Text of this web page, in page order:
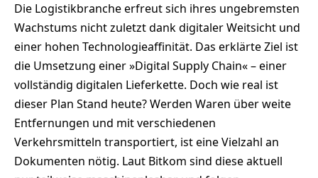
Die Logistikbranche erfreut sich ihres ungebremsten
Wachstums nicht zuletzt dank digitaler Weitsicht und
einer hohen Technologieaffinität. Das erklärte Ziel ist
die Umsetzung einer »Digital Supply Chain« – einer
vollständig digitalen Lieferkette. Doch wie real ist
dieser Plan Stand heute? Werden Waren über weite
Entfernungen und mit verschiedenen
Verkehrsmitteln transportiert, ist eine Vielzahl an
Dokumenten nötig. Laut Bitkom sind diese aktuell